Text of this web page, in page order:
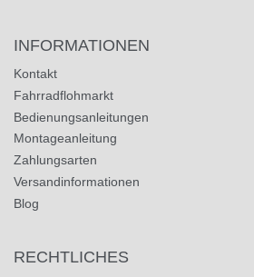
INFORMATIONEN
Kontakt
Fahrradflohmarkt
Bedienungsanleitungen
Montageanleitung
Zahlungsarten
Versandinformationen
Blog
RECHTLICHES